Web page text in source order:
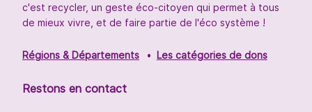
c'est recycler, un geste éco-citoyen qui permet à tous
de mieux vivre, et de faire partie de l'éco système !
Régions & Départements Les catégories de dons
Restons en contact